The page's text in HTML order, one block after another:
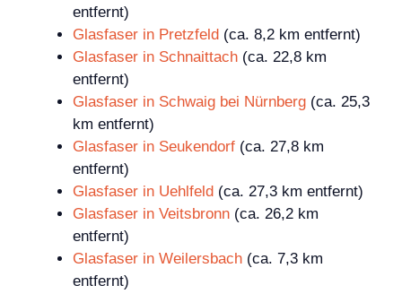
entfernt)
Glasfaser in Pretzfeld (ca. 8,2 km entfernt)
Glasfaser in Schnaittach (ca. 22,8 km
entfernt)
Glasfaser in Schwaig bei Nürnberg (ca. 25,3
km entfernt)
Glasfaser in Seukendorf (ca. 27,8 km
entfernt)
Glasfaser in Uehlfeld (ca. 27,3 km entfernt)
Glasfaser in Veitsbronn (ca. 26,2 km
entfernt)
Glasfaser in Weilersbach (ca. 7,3 km
entfernt)